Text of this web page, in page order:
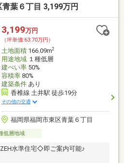
葉６丁目 3,199万円
3,199万円
（坪単価:63.70万円）
土地面積166.09m2
用途地域１種低層
建ぺい率50%
容積率80%
建築条件あり
香椎線 土井駅 徒歩19分
その他の交通
福岡県福岡市東区青葉６丁目
低層地域
水準住宅◇即ご案内可能♪